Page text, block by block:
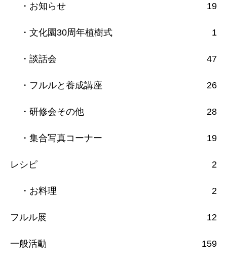
・お知らせ 19
・文化園30周年植樹式 1
・談話会 47
・フルルと養成講座 26
・研修会その他 28
・集合写真コーナー 19
レシピ 2
・お料理 2
フルル展 12
一般活動 159